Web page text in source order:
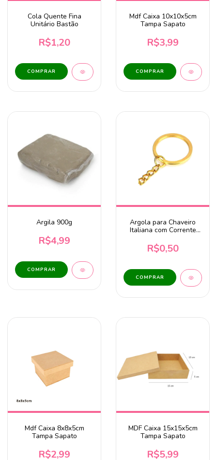
Cola Quente Fina
Unitário Bastão
R$1,20
Mdf Caixa 10x10x5cm
Tampa Sapato
R$3,99
Argila 900g
R$4,99
Argola para Chaveiro
Italiana com Corrente
Unidade
R$0,50
Mdf Caixa 8x8x5cm
Tampa Sapato
R$2,99
MDF Caixa 15x15x5cm
Tampa Sapato
R$5,99